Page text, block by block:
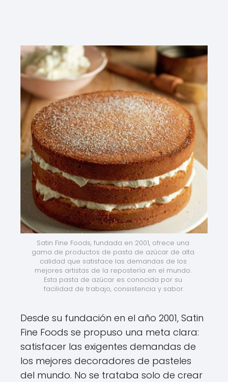
Satin Fine Foods, fundada en 2001, ofrece una
gama de productos de pasta de azúcar de alta
calidad que satisface las demandas de los
mejores artistas de la repostería en el mundo.
Esta pasta de azúcar es conocida por su
facilidad de trabajo, consistencia y sabor.
Desde su fundación en el año 2001, Satin
Fine Foods se propuso una meta clara:
satisfacer las exigentes demandas de
los mejores decoradores de pasteles
del mundo. No se trataba solo de crear